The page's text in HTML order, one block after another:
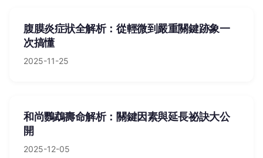
腹膜炎症狀全解析：從輕微到嚴重關鍵跡象一
次搞懂
2025-11-25
和尚鸚鵡壽命解析：關鍵因素與延長祕訣大公
開
2025-12-05